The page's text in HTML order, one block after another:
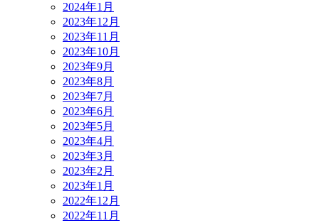
2024年1月
2023年12月
2023年11月
2023年10月
2023年9月
2023年8月
2023年7月
2023年6月
2023年5月
2023年4月
2023年3月
2023年2月
2023年1月
2022年12月
2022年11月